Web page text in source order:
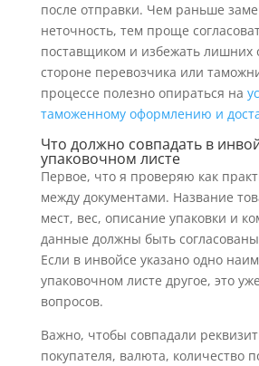
после отправки. Чем раньше
неточность, тем проще
поставщиком и избежать лишних
стороне перевозчика или
процессе полезно опираться на
таможенному оформлению и
Что должно совпадать в
упаковочном листе
Первое, что я проверяю как
между документами. Название
мест, вес, описание упаковки и
данные должны быть
Если в инвойсе указано одно
упаковочном листе другое, это
вопросов.
Важно, чтобы совпадали
покупателя, валюта, количество